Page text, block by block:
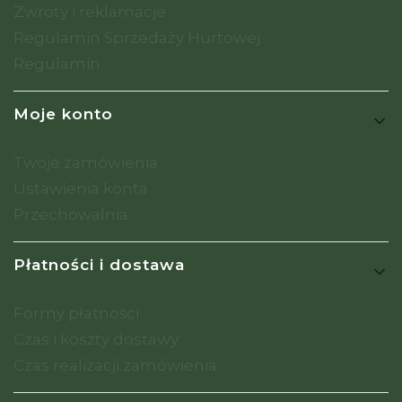
Zwroty i reklamacje
Regulamin Sprzedaży Hurtowej
Regulamin
Moje konto
Twoje zamówienia
Ustawienia konta
Przechowalnia
Płatności i dostawa
Formy płatności
Czas i koszty dostawy
Czas realizacji zamówienia